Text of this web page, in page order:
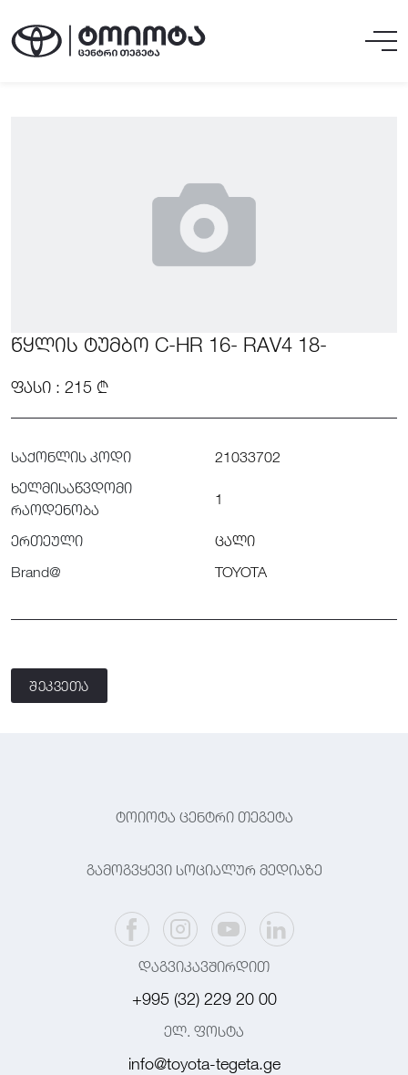
ᲬᲧᲚᲘᲡ ᲢᲣᲛᲑᲝ C-HR 16- RAV4 18-
ᲤᲐᲡᲘ : 215 ₾
საქონლის კოდი
21033702
ხელმისაწვდომი
რაოდენობა
1
ერთეული
ცალი
Brand@
TOYOTA
შეკვეთა
ტოიოტა ცენტრი თეგეტა
გამოგვყევი სოციალურ მედიაზე
დაგვიკავშირდით
+995 (32) 229 20 00
ელ. ფოსტა
info@toyota-tegeta.ge